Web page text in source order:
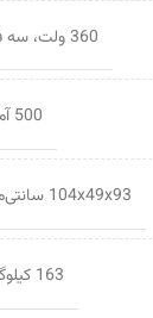
360 ولت، سه فاز
500 آمپر
104x49x93 سانتی‌متر
163 کیلوگرم